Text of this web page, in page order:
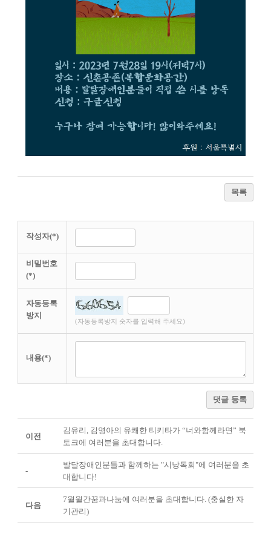
목록
작성자(*)
비밀번호
(*)
자동등록
방지
(자동등록방지 숫자를 입력해 주세요)
내용(*)
댓글 등록
이전
김유리, 김영아의 유쾌한 티키타가 “너와함께라면” 북
토크에 여러분을 초대합니다.
-
발달장애인분들과 함께하는 "시낭독회"에 여러분을 초
대합니다!
다음
7월월간꿈과나눔에 여러분을 초대합니다. (충실한 자
기관리)